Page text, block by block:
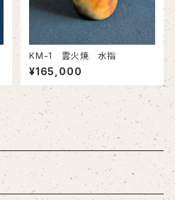
KM-1 雲火焼 水指
¥165,000